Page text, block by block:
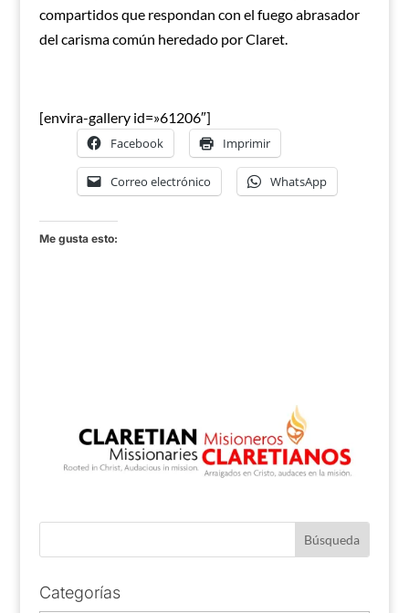
compartidos que respondan con el fuego abrasador
del carisma común heredado por Claret.
[envira-gallery id=»61206″]
Facebook Imprimir
Correo electrónico WhatsApp
Me gusta esto:
Categorías